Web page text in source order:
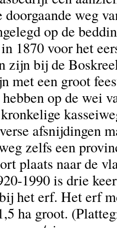
weg
op de
1870 voor het
zijn bij de
met een groot
hebben op de wei
afsnijdingen
zelfs een
plaats naar de
1990 is drie
het erf. Het erf
ha groot.